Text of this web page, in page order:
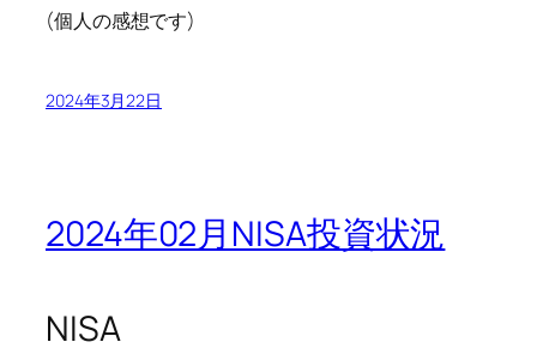
(個人の感想です)
2024年3月22日
2024年02月NISA投資状況
NISA